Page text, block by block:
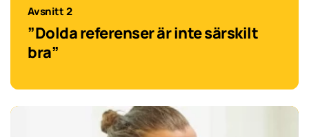
Avsnitt 2
”Dolda referenser är inte särskilt
bra”